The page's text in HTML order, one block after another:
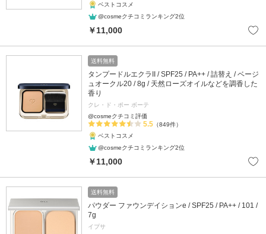
ベストコスメ
@cosmeクチコミランキング2位
￥11,000
送料無料
タンプードルエクラII / SPF25 / PA++ / 詰替え / ベージ
ュオークル20 / 8g / 天然ローズオイルなどを調香した
香り
クレ・ド・ポー ボーテ
@cosmeクチコミ評価
5.5 （849件）
ベストコスメ
@cosmeクチコミランキング2位
￥11,000
送料無料
パウダー ファウンデイションe / SPF25 / PA++ / 101 /
7g
イプサ